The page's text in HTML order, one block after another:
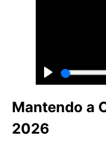
Mantendo a
2026